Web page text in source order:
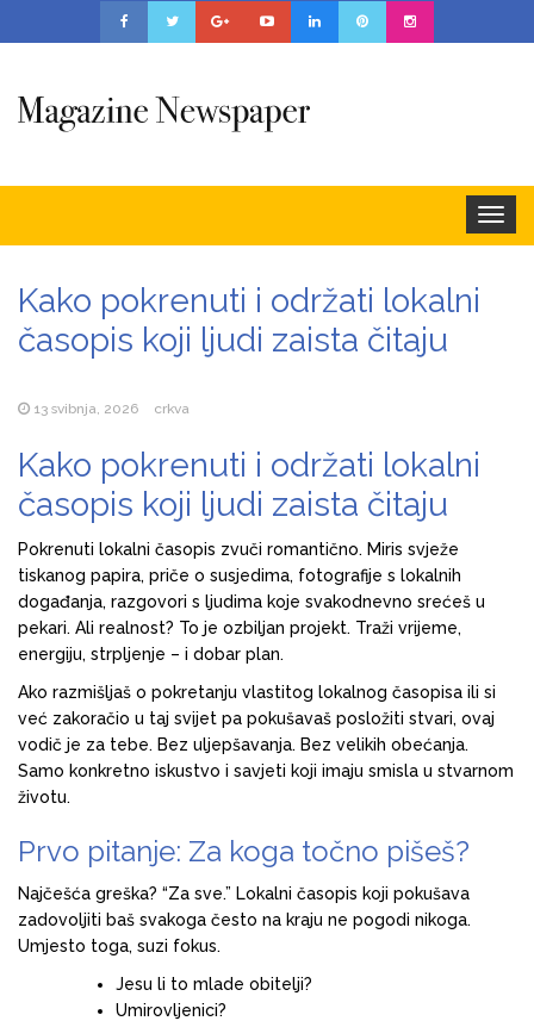
Kako pokrenuti i održati lokalni
časopis koji ljudi zaista čitaju
13 svibnja, 2026 crkva
Kako pokrenuti i održati lokalni
časopis koji ljudi zaista čitaju
Pokrenuti lokalni časopis zvuči romantično. Miris svježe
tiskanog papira, priče o susjedima, fotografije s lokalnih
događanja, razgovori s ljudima koje svakodnevno srećeš u
pekari. Ali realnost? To je ozbiljan projekt. Traži vrijeme,
energiju, strpljenje – i dobar plan.
Ako razmišljaš o pokretanju vlastitog lokalnog časopisa ili si
već zakoračio u taj svijet pa pokušavaš posložiti stvari, ovaj
vodič je za tebe. Bez uljepšavanja. Bez velikih obećanja.
Samo konkretno iskustvo i savjeti koji imaju smisla u stvarnom
životu.
Prvo pitanje: Za koga točno pišeš?
Najčešća greška? “Za sve.” Lokalni časopis koji pokušava
zadovoljiti baš svakoga često na kraju ne pogodi nikoga.
Umjesto toga, suzi fokus.
Jesu li to mlade obitelji?
Umirovljenici?